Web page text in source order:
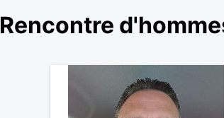
Rencontre